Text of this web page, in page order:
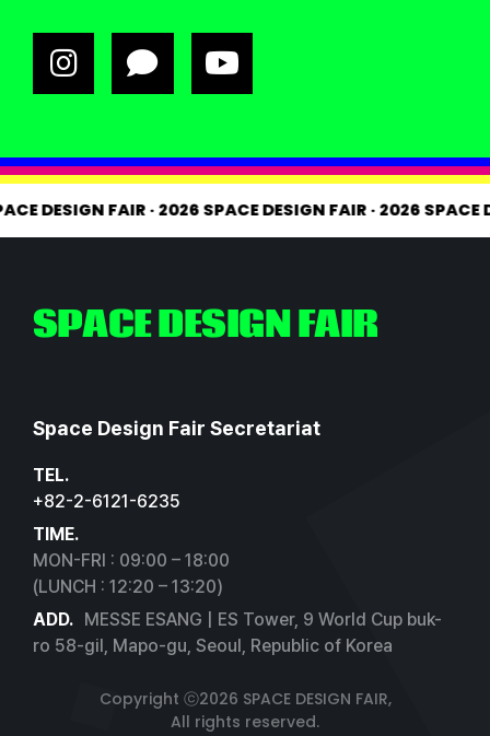
SPACE DESIGN FAIR·2026 SPACE DESIGN FAIR·2026
SPACE DESIGN FAIR
Space Design Fair Secretariat
TEL.
+82-2-6121-6235
TIME.
MON-FRI : 09:00 – 18:00
(LUNCH : 12:20 – 13:20)
ADD.
MESSE ESANG | ES Tower, 9 World Cup buk-
ro 58-gil, Mapo-gu, Seoul, Republic of Korea
Copyright ⓒ2026 SPACE DESIGN FAIR,
All rights reserved.